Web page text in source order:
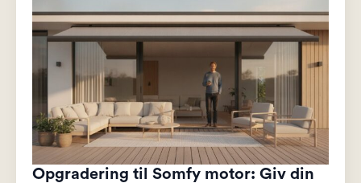
Opgradering til Somfy motor: Giv din